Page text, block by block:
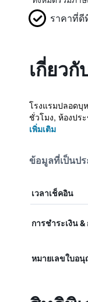
ราคาที่ดี
เกี่ยว
โรงแรมปลอดบุ
ชั่วโมง, ห้องปร
เพิ่มเติม
ข้อมูลที่เป็นป
เวลาเช็คอิน
การชำระเงิน &
หมายเลขใบอ